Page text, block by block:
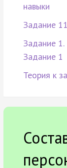
навыки
Задание
Задание 1.
Задание 1
Теория к